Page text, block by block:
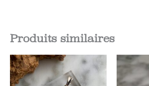
Produits similaires